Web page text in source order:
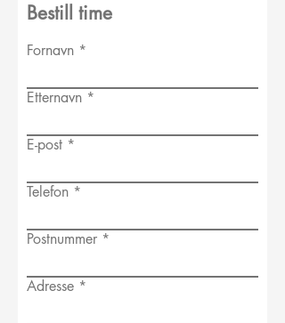
Bestill time
Fornavn
Etternavn
E-post
Telefon
Postnummer
Adresse